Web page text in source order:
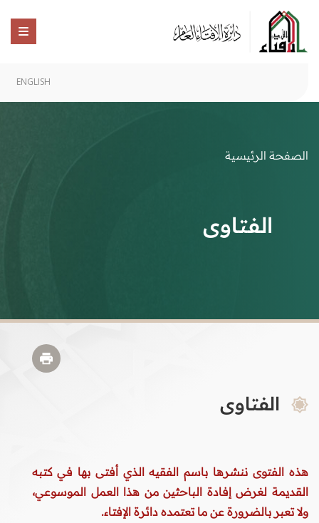
ENGLISH
الصفحة الرئيسية
الفتاوى
الفتاوى
هذه الفتوى ننشرها باسم الفقيه الذي أفتى بها في كتبه
القديمة لغرض إفادة الباحثين من هذا العمل الموسوعي،
ولا تعبر بالضرورة عن ما تعتمده دائرة الإفتاء.